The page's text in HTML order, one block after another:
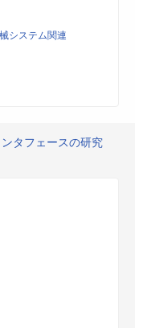
システム関連
タフェースの研究